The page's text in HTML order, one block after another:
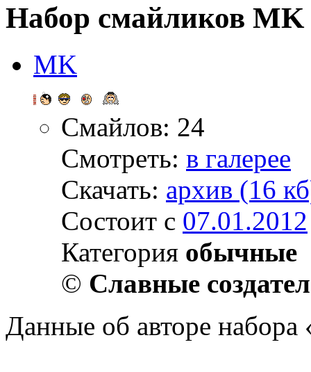
Набор смайликов MK
MK
Смайлов: 24
Смотреть: в галерее
Скачать: архив (16
Состоит с 07.01.2012
Категория обычные
© Славные
Данные об авторе набора